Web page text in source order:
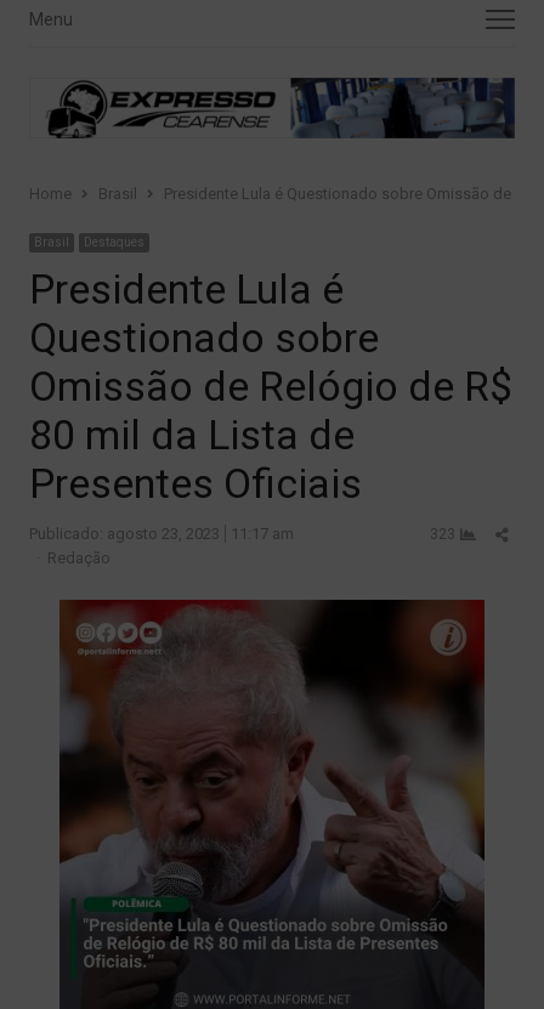
Menu
Menu
Home Brasil Presidente Lula é Questionado sobre Omissão de
Brasil Destaques
Presidente Lula é
Questionado sobre
Omissão de Relógio de R$
80 mil da Lista de
Presentes Oficiais
Publicado: agosto 23, 2023
11:17 am
Author
Redação
323